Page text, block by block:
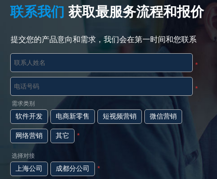
新闻动态
行业资讯
行业知识
客户案例
联系我们 获取最服务流程和报价
提交您的产品意向和需求，我们会在第一时间和您联系
*
*
需求类别
软件开发 电商新零售 短视频营销 微信营销
网络营销 其它 *
选择对接
上海公司 成都分公司 *